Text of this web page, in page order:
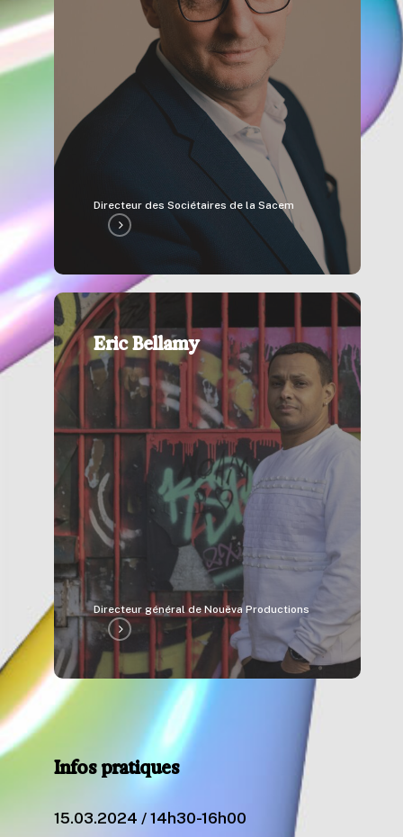
Directeur des Sociétaires de la Sacem
Eric Bellamy
Directeur général de Nouëva Productions
Infos pratiques
15.03.2024 / 14h30-16h00